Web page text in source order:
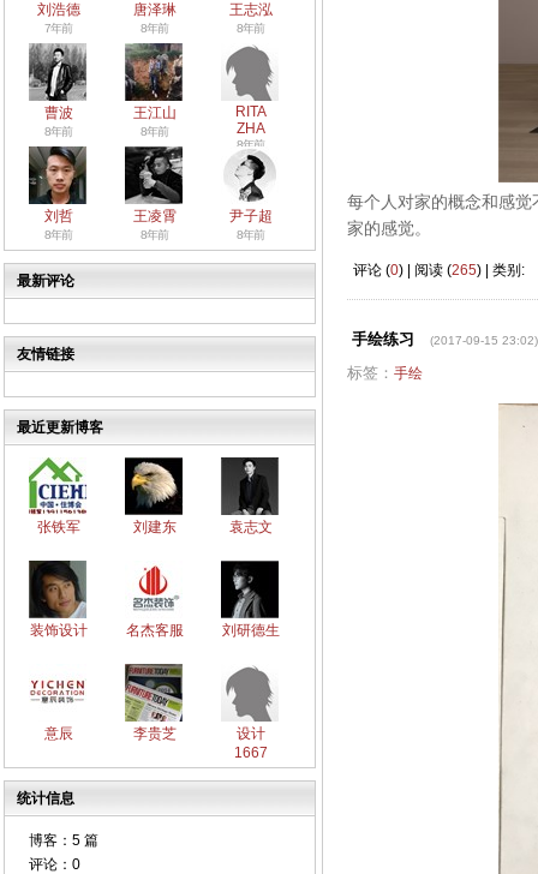
刘浩德
7年前
唐泽琳
8年前
王志泓
8年前
曹波
8年前
王江山
8年前
RITA
ZHA
8年前
刘哲
8年前
王凌霄
8年前
尹子超
8年前
最新评论
友情链接
最近更新博客
张铁军 刘建东 袁志文
装饰设计 名杰客服 刘研德生
意辰 李贵芝
设计
1667
统计信息
博客： 5 篇
评论： 0
每个人对家的概念和感
家的感觉。
评论 (0) | 阅读 (265) | 类别:
手绘练习 (2017-09-15 23:02)
标签： 手绘